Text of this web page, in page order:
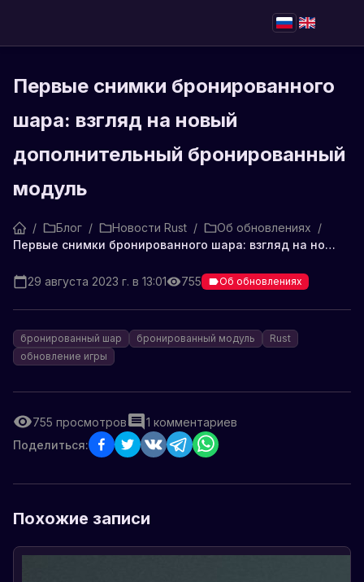
Первые снимки бронированного
шара: взгляд на новый
дополнительный бронированный
модуль
/ Блог / Новости Rust / Об обновлениях /
Первые снимки бронированного шара: взгляд на новый дополнительный бронированный модуль
29 августа 2023 г. в 13:01 755 Об обновлениях
бронированный шар бронированный модуль
Rust
обновление игры
755 просмотров 1 комментариев
Поделиться:
Похожие записи